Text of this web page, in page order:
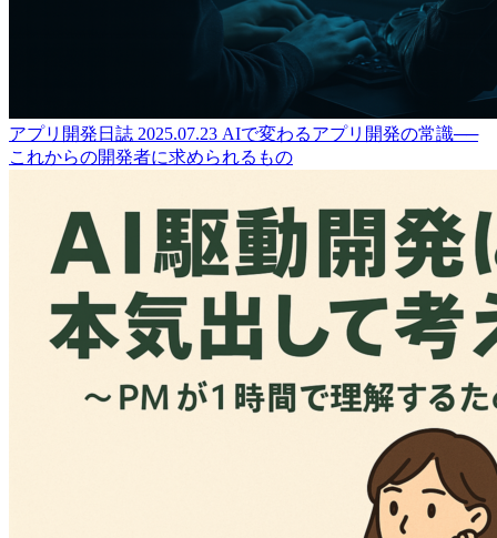
アプリ開発日誌 2025.07.23 AIで変わるアプリ開発の常識──
これからの開発者に求められるもの